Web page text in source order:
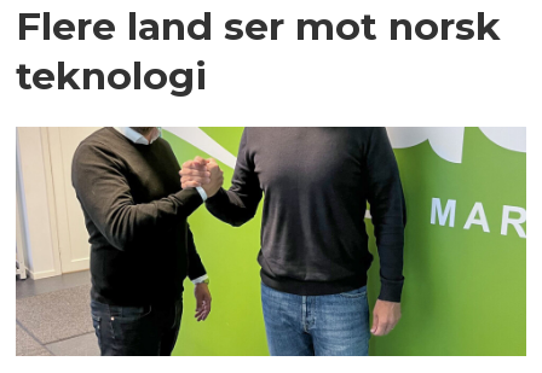
Flere land ser mot norsk
teknologi